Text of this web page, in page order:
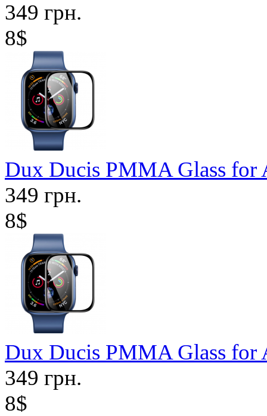
349 грн.
8$
Dux Ducis PMMA Glass for
349 грн.
8$
Dux Ducis PMMA Glass for
349 грн.
8$